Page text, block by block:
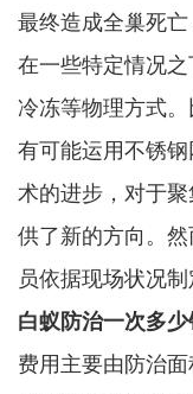
最终造成全巢死亡
在一些特定情况之
冷冻等物理方式。
有可能运用不锈
术的进步，对于
供了新的方向。
员依据现场状况制
白蚁防治一次多少
费用主要由防治